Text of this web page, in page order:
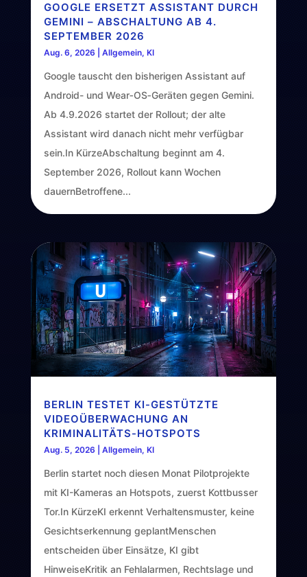
GOOGLE ERSETZT ASSISTANT DURCH
GEMINI – ABSCHALTUNG AB 4.
SEPTEMBER 2026
Aug. 6, 2026 Allgemein, KI
Google tauscht den bisherigen Assistant auf
Android- und Wear‑OS‑Geräten gegen Gemini.
Ab 4.9.2026 startet der Rollout; der alte
Assistant wird danach nicht mehr verfügbar
sein.In KürzeAbschaltung beginnt am 4.
September 2026, Rollout kann Wochen
dauernBetroffene...
BERLIN TESTET KI-GESTÜTZTE
VIDEOÜBERWACHUNG AN
KRIMINALITÄTS-HOTSPOTS
Aug. 5, 2026 Allgemein, KI
Berlin startet noch diesen Monat Pilotprojekte
mit KI-Kameras an Hotspots, zuerst Kottbusser
Tor.In KürzeKI erkennt Verhaltensmuster, keine
Gesichtserkennung geplantMenschen
entscheiden über Einsätze, KI gibt
HinweiseKritik an Fehlalarmen, Rechtslage und